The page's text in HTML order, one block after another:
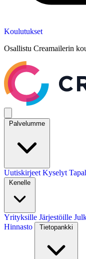
Koulutukset
Osallistu Creamailerin
Palvelumme
Uutiskirjeet Kyselyt
Kenelle
Yrityksille Järjestöille
Hinnasto
Tietopankki